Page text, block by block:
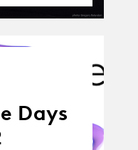
Days